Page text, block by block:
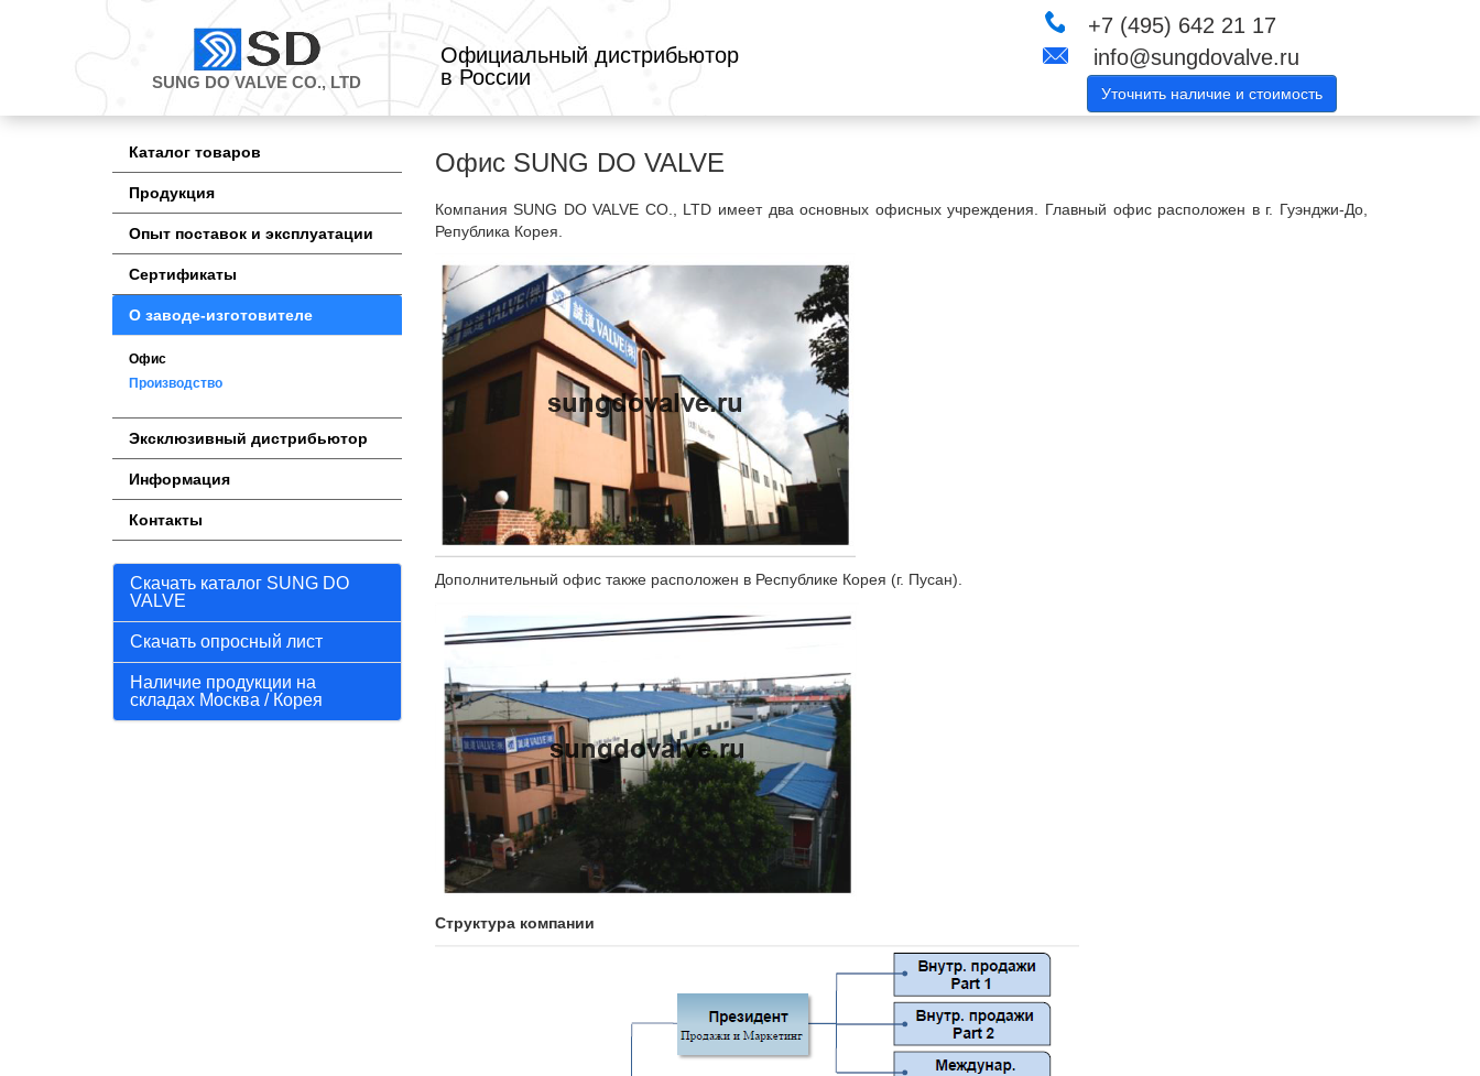
SUNG DO VALVE CO., LTD
Официальный дистрибьютор
в России
+7 (495) 642 21 17
info@sungdovalve.ru
Уточнить наличие и стоимость
Каталог товаров
Продукция
Опыт поставок и эксплуатации
Сертификаты
О заводе-изготовителе
Офис
Производство
Эксклюзивный дистрибьютор
Информация
Контакты
Скачать каталог SUNG DO
VALVE
Скачать опросный лист
Наличие продукции на
складах Москва / Корея
Офис SUNG DO VALVE
Компания SUNG DO VALVE CO., LTD имеет два основных офисных учреждения. Главный офис расположен в г. Гуэнджи-До,
Република Корея.
Дополнительный офис также расположен в Республике Корея (г. Пусан).
Структура компании